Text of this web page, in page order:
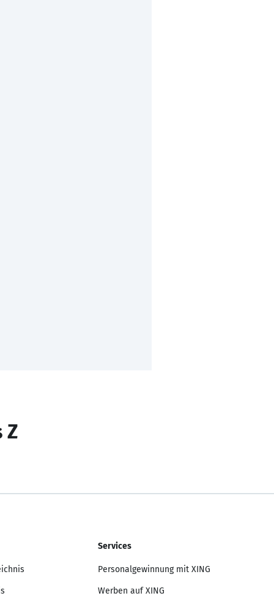
Z
Services
Personalgewinnung mit XING
Werben auf XING